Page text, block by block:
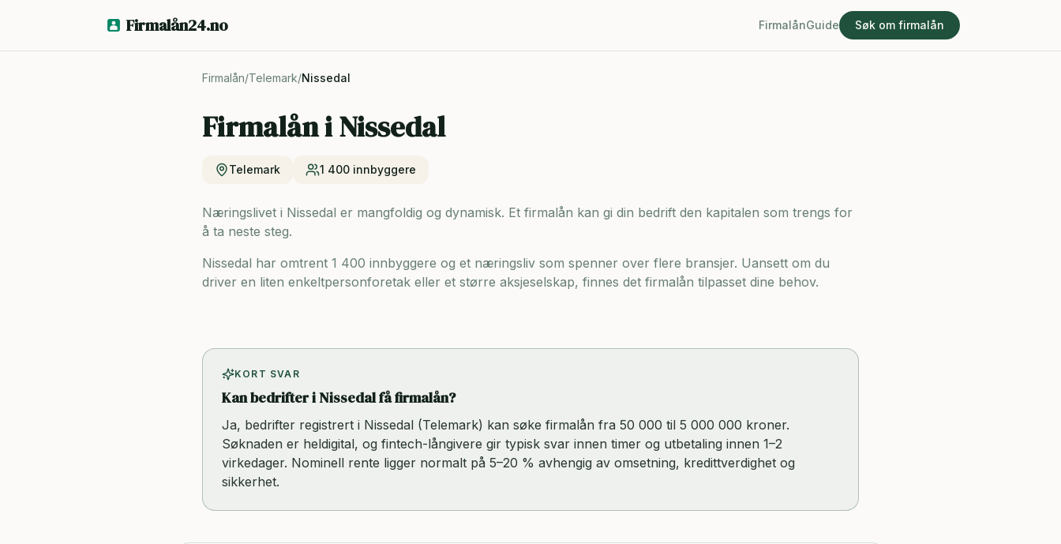
Firmalån24.no FirmalånGuide Søk om firmalån
Firmalån/Telemark/Nissedal
Firmalån iNissedal
Telemark 1 400 innbyggere
Næringslivet i Nissedal er mangfoldig og dynamisk. Et firmalån kan gi din bedrift den kapitalen som trengs for
å ta neste steg.
Nissedal har omtrent 1 400 innbyggere og et næringsliv som spenner over flere bransjer. Uansett om du
driver en liten enkeltpersonforetak eller et større aksjeselskap, finnes det firmalån tilpasset dine behov.
KORT SVAR
Kan bedrifter i Nissedal få firmalån?
Ja, bedrifter registrert i Nissedal (Telemark) kan søke firmalån fra 50 000 til 5 000 000 kroner.
Søknaden er heldigital, og fintech-långivere gir typisk svar innen timer og utbetaling innen 1–2
virkedager. Nominell rente ligger normalt på 5–20 % avhengig av omsetning, kredittverdighet og
sikkerhet.